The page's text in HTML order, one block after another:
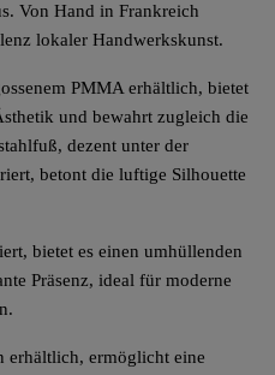
Von Hand in Frankreich
lokaler Handwerkskunst.
PMMA erhältlich, bietet
und bewahrt zugleich die
dezent unter der
betont die luftige Silhouette
bietet es einen umhüllenden
Präsenz, ideal für moderne
erhältlich, ermöglicht eine